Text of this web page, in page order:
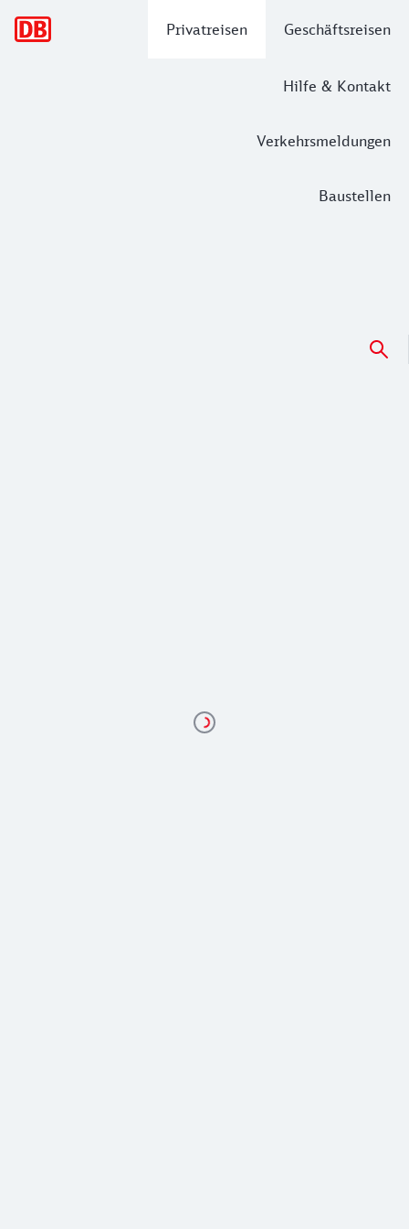
Privatreisen Geschäftsreisen
Hilfe & Kontakt
Verkehrsmeldungen
Baustellen